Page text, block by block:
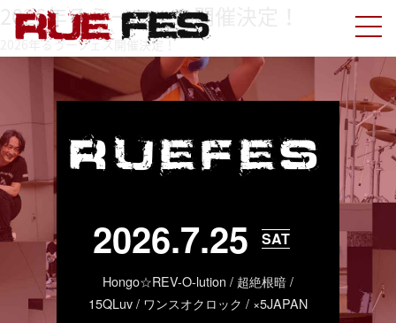
2026年るうーフェス開催決定！
2026年るうーフェス開催決定！
RUEFES
2026.7.25 SAT
Hongo☆REV-O-lution / 超絶根暗 /
15QLuv / ワンスオクロック / ×5JAPAN